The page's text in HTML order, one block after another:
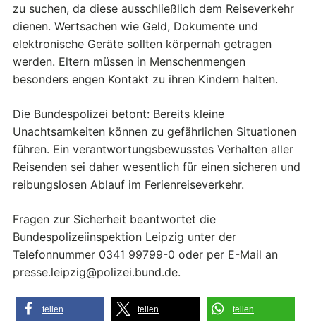
zu suchen, da diese ausschließlich dem Reiseverkehr
dienen. Wertsachen wie Geld, Dokumente und
elektronische Geräte sollten körpernah getragen
werden. Eltern müssen in Menschenmengen
besonders engen Kontakt zu ihren Kindern halten.
Die Bundespolizei betont: Bereits kleine
Unachtsamkeiten können zu gefährlichen Situationen
führen. Ein verantwortungsbewusstes Verhalten aller
Reisenden sei daher wesentlich für einen sicheren und
reibungslosen Ablauf im Ferienreiseverkehr.
Fragen zur Sicherheit beantwortet die
Bundespolizeiinspektion Leipzig unter der
Telefonnummer 0341 99799-0 oder per E-Mail an
presse.leipzig@polizei.bund.de.
teilen teilen teilen